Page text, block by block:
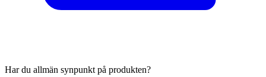
Har du allmän synpunkt på produkten?